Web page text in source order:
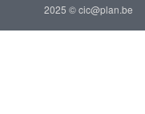
2025 © cic@plan.be